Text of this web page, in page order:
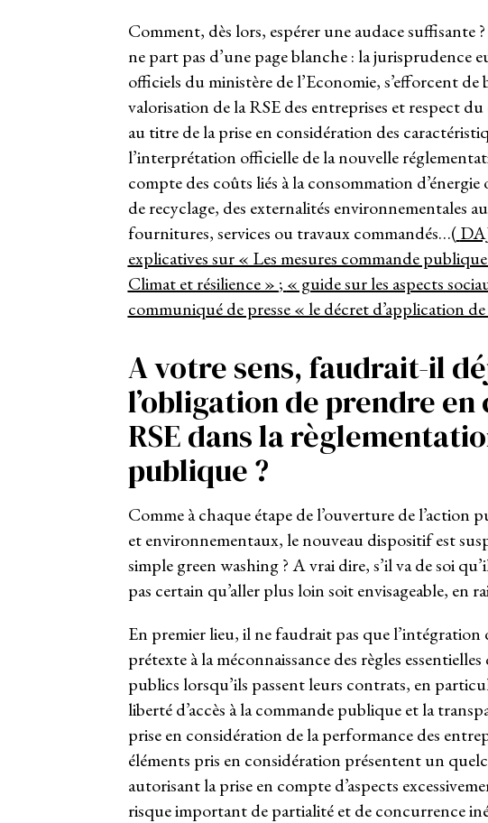
Comment, dès lors, espérer une audace
ne part pas d’une page blanche : la jurisprudence
officiels du ministère de l’Economie, s’efforcent
valorisation de la RSE des entreprises et respect
au titre de la prise en considération des
l’interprétation officielle de la nouvelle
compte des coûts liés à la consommation
de recyclage, des externalités environnementales
fournitures, services ou travaux commandés…(
explicatives sur « Les mesures commande
Climat et résilience » ; « guide sur les aspects
communiqué de presse « le décret d’application
A votre sens, faudrait-il
l’obligation de prendre
RSE dans la
publique ?
Comme à chaque étape de l’ouverture de l’action
et environnementaux, le nouveau dispositif est
simple green washing ? A vrai dire, s’il va de soi
pas certain qu’aller plus loin soit envisageable, en
En premier lieu, il ne faudrait pas que
prétexte à la méconnaissance des règles
publics lorsqu’ils passent leurs contrats, en
liberté d’accès à la commande publique et la
prise en considération de la performance des
éléments pris en considération présentent un
autorisant la prise en compte d’aspects
risque important de partialité et de concurrence